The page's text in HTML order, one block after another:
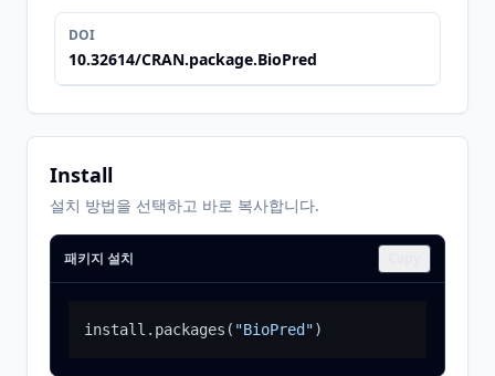
DOI
10.32614/CRAN.package.BioPred
Install
설치 방법을 선택하고 바로 복사합니다.
패키지 설치
install.packages ( "BioPred")